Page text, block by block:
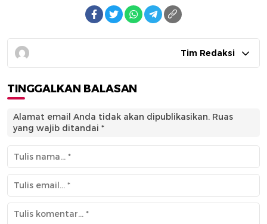
Tim Redaksi
TINGGALKAN BALASAN
Alamat email Anda tidak akan dipublikasikan. Ruas
yang wajib ditandai *